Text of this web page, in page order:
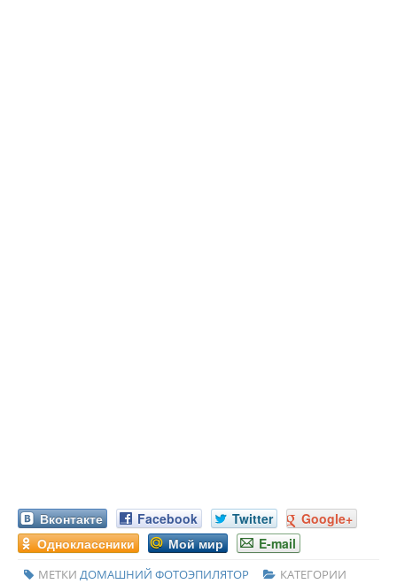
Вконтакте Facebook Twitter
Google+
Одноклассники
Мой мир E-mail
МЕТКИ ДОМАШНИЙ ФОТОЭПИЛЯТОР
КАТЕГОРИИ